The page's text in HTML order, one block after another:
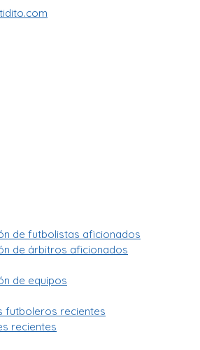
de futbolistas aficionados
de árbitros aficionados
de equipos
futboleros recientes
recientes